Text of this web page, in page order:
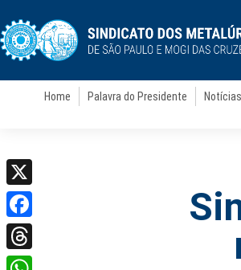
Home Palavra do Presidente Notícias
X
Facebook
Threads